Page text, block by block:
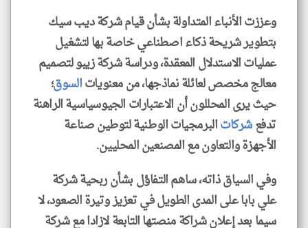
وعززت الأنباء المتداولة بشأن قيام شركة ديب سيك
بتطوير شريحة ذكاء اصطناعي خاصة بها لتشغيل
عمليات الاستدلال المعقدة، ودراسة شركة زيبو لتصميم
معالج مخصص لعائلة نماذجها، من معنوياتالسوق؛
حيث يرى المحللون أن الاعتبارات الجيوسياسية الراهنة
تدفعشركاتالبرمجيات الوطنية لتوطين صناعة
الأجهزة والتعاون مع المصنعين المحليين.
وفي السياق ذاته، ساهم التفاؤل بشأن ربحية شركة
علي بابا على المدى الطويل في تعزيز وتيرة الصعود، لا
سيما بعد إعلان شراكة منصتها التابعة لازادا مع شركة